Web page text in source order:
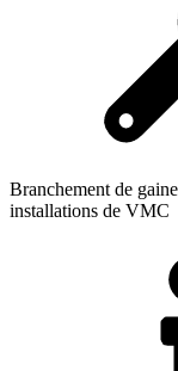
Branchement de
installations de VMC